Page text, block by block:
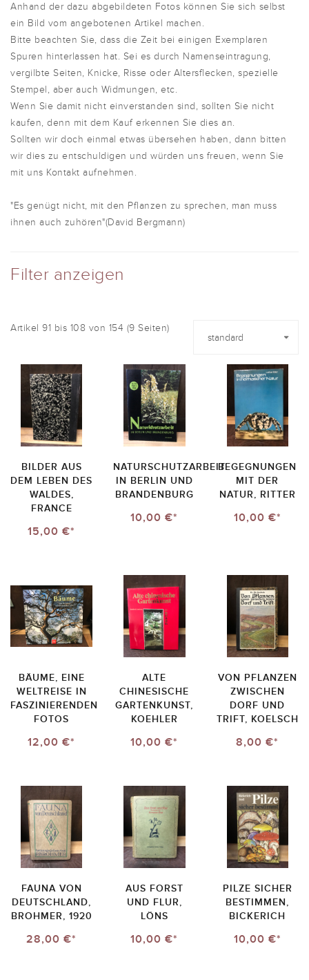
Anhand der dazu abgebildeten Fotos können Sie sich selbst
ein Bild vom angebotenen Artikel machen.
Bitte beachten Sie, dass die Zeit bei einigen Exemplaren
Spuren hinterlassen hat. Sei es durch Namenseintragung,
vergilbte Seiten, Knicke, Risse oder Altersflecken, spezielle
Stempel, aber auch Widmungen, etc.
Wenn Sie damit nicht einverstanden sind, sollten Sie nicht
kaufen, denn mit dem Kauf erkennen Sie dies an.
Sollten wir doch einmal etwas übersehen haben, dann bitten
wir dies zu entschuldigen und würden uns freuen, wenn Sie
mit uns Kontakt aufnehmen.
"Es genügt nicht, mit den Pflanzen zu sprechen, man muss
ihnen auch zuhören"(David Bergmann)
Filter anzeigen
Artikel 91 bis 108 von 154 (9 Seiten)
BILDER AUS
DEM LEBEN DES
WALDES,
FRANCE
15,00 €*
NATURSCHUTZARBEIT
IN BERLIN UND
BRANDENBURG
10,00 €*
BEGEGNUNGEN
MIT DER
NATUR, RITTER
10,00 €*
BÄUME, EINE
WELTREISE IN
FASZINIERENDEN
FOTOS
12,00 €*
ALTE
CHINESISCHE
GARTENKUNST,
KOEHLER
10,00 €*
VON PFLANZEN
ZWISCHEN
DORF UND
TRIFT, KOELSCH
8,00 €*
FAUNA VON
DEUTSCHLAND,
BROHMER, 1920
28,00 €*
AUS FORST
UND FLUR,
LÖNS
10,00 €*
PILZE SICHER
BESTIMMEN,
BICKERICH
10,00 €*